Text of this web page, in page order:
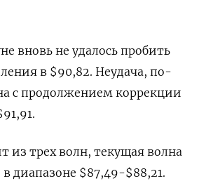
вновь не удалось пробить
в $90,82. Неудача, по-
с продолжением коррекции
из трех волн, текущая волна
диапазоне $87,49-$88,21.